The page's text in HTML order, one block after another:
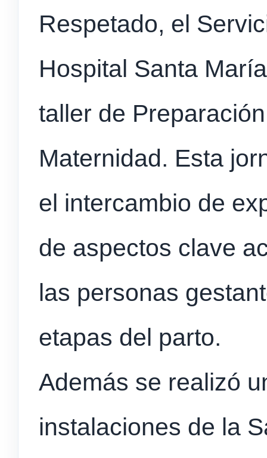
Respetado, el
Hospital Santa
taller de
Maternidad. Esta
el intercambio de
de aspectos clave
las personas
etapas del parto.
Además se realizó
instalaciones de la